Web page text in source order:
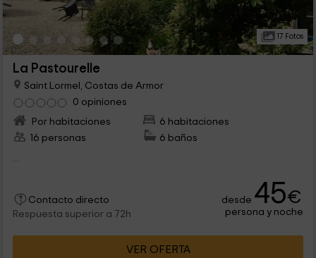
17 Fotos
La Pastourelle
Saint Lormel, Costas de Armor
0 opiniones
Por habitaciones
6 habitaciones
16 personas
6 baños
...
Contacto directo
Respuesta superior a 72h
desde 45€
persona y noche
VER OFERTA